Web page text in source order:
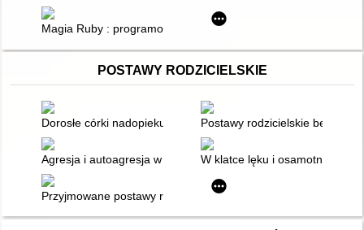
Magia Ruby : programowanie na wesoło
POSTAWY RODZICIELSKIE
Dorosłe córki nadopiekuńczych rodziców w związku intymno-
Postawy rodzicielskie
Agresja i autoagresja w procesie zmagania się z trudnościami
W klatce lęku i osamotnienia :
Przyjmowane postawy rodzicielskie a podejmowane role w